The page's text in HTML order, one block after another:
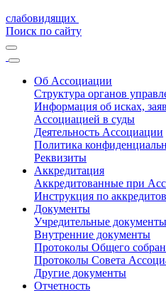
слабовидящих
Поиск по сайту
Об Ассоциации
Структура органов
Информация об исках,
Ассоциацией в суды
Деятельность Ассоциации
Политика
Реквизиты
Аккредитация
Аккредитованные при
Инструкция по
Документы
Учредительные документы
Внутренние документы
Протоколы Общего
Протоколы Совета
Другие документы
Отчетность